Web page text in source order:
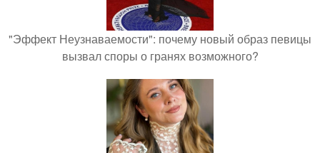
"Эффект Неузнаваемости": почему новый образ певицы
вызвал споры о гранях возможного?